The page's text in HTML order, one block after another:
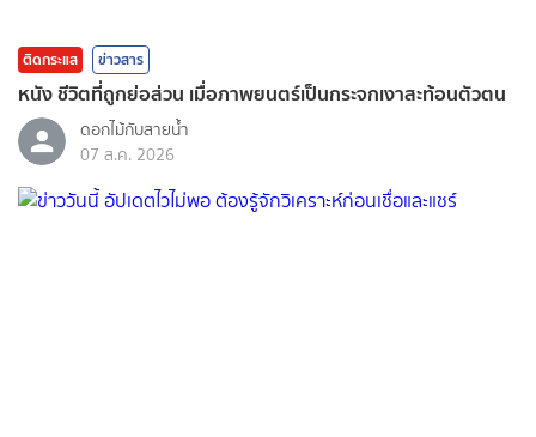
ติดกระแส ข่าวสาร
หนัง ชีวิตที่ถูกย่อส่วน เมื่อภาพยนตร์เป็นกระจกเงาสะท้อนตัวตน
ดอกไม้กับสายน้ำ
07 ส.ค. 2026